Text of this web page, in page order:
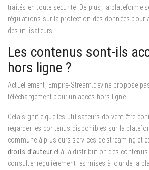
traités en toute sécurité. De plus, la plateforme
régulations sur la protection des données pour
des utilisateurs.
Les contenus sont-ils
hors ligne ?
Actuellement, Empire-Stream.dev ne propose
téléchargement pour un accès hors ligne.
Cela signifie que les utilisateurs doivent être
regarder les contenus disponibles sur la
commune à plusieurs services de streaming et
droits d’auteur et à la distribution des
consulter régulièrement les mises à jour de la